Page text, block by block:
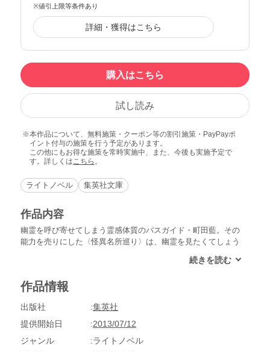
※値引上限等条件あり
詳細・獲得はこちら
購入はこちら
試し読み
本作品について、無料施策・クーポン等の割引施策・PayPayポ
イント付与の施策を行う予定があります。
この他にもお得な施策を常時実施中、また、今後も実施予定で
す。詳しくはこちら 。
ライトノベル 集英社文庫
作品内容
幽霊を呼び寄せてしまう霊感体質のバスガイド・町田藍。その
能力を売りにした〈怪異名所巡り〉は、幽霊を見たくてしょう
告げる少女の幽霊が現れるコンビニを訪れるツアーや、災難を
充実のコースをご用意。全五篇を収録した、大好評“霊感バス
作品情報
出版社
集英社
提供開始日
2013/07/12
ジャンル
ライトノベル